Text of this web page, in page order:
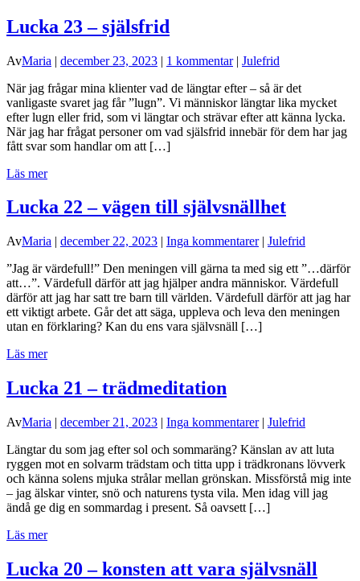
Lucka 23 – själsfrid
AvMaria | december 23, 2023 | 1 kommentar| Julefrid
När jag frågar mina klienter vad de längtar efter – så är det
vanligaste svaret jag får ”lugn”. Vi människor längtar lika mycket
efter lugn eller frid, som vi längtar och strävar efter att känna lycka.
När jag har frågat personer om vad själsfrid innebär för dem har jag
fått svar som handlar om att […]
Läs mer
Lucka 22 – vägen till självsnällhet
AvMaria | december 22, 2023 | Inga kommentarer| Julefrid
”Jag är värdefull!” Den meningen vill gärna ta med sig ett ”…därför
att…”. Värdefull därför att jag hjälper andra människor. Värdefull
därför att jag har satt tre barn till världen. Värdefull därför att jag har
ett viktigt arbete. Går det att säga, uppleva och leva den meningen
utan en förklaring? Kan du ens vara självsnäll […]
Läs mer
Lucka 21 – trädmeditation
AvMaria | december 21, 2023 | Inga kommentarer| Julefrid
Längtar du som jag efter sol och sommaräng? Känslan av att luta
ryggen mot en solvarm trädstam och titta upp i trädkronans lövverk
och känna solens mjuka strålar mellan grönskan. Missförstå mig inte
– jag älskar vinter, snö och naturens tysta vila. Men idag vill jag
ändå ge dig en sommardag i present. Så oavsett […]
Läs mer
Lucka 20 – konsten att vara självsnäll